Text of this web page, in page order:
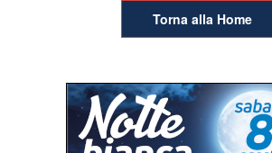
Torna alla Home